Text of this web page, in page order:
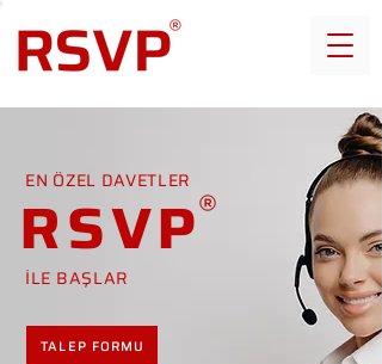
EN ÖZEL DAVETLER
RSVP
İLE BAŞLAR
TALEP FORMU